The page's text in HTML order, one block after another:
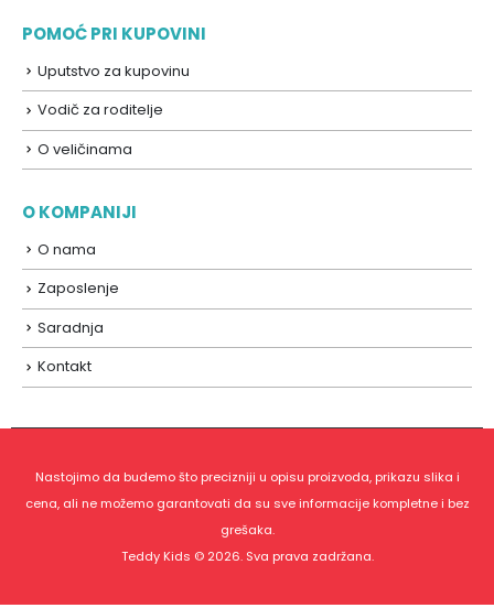
POMOĆ PRI KUPOVINI
Uputstvo za kupovinu
Vodič za roditelje
O veličinama
O KOMPANIJI
O nama
Zaposlenje
Saradnja
Kontakt
Nastojimo da budemo što precizniji u opisu proizvoda, prikazu slika i
cena, ali ne možemo garantovati da su sve informacije kompletne i bez
grešaka.
Teddy Kids © 2026. Sva prava zadržana.